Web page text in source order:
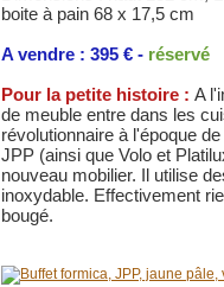
boite à pain 68 x 17,5 cm
A vendre : 395 € - réservé
Pour la petite histoire : A
de meuble entre dans les
révolutionnaire à l'époque
JPP (ainsi que Volo et
nouveau mobilier. Il utilise
inoxydable. Effectivement
bougé.